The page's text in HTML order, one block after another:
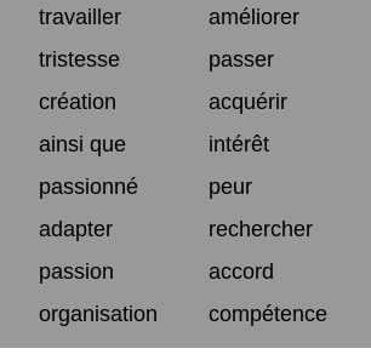
travailler
améliorer
tristesse
passer
création
acquérir
ainsi que
intérêt
passionné
peur
adapter
rechercher
passion
accord
organisation
compétence